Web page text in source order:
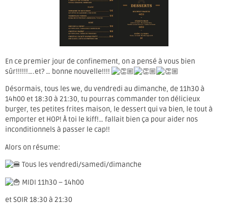
En ce premier jour de confinement, on a pensé à vous bien
sûr!!!!!!….et? … bonne nouvelle!!!!
Désormais, tous les we, du vendredi au dimanche, de 11h30 à
14h00 et 18:30 à 21:30, tu pourras commander ton délicieux
burger, tes petites frites maison, le dessert qui va bien, le tout à
emporter et HOP! À toi le kiff!… fallait bien ça pour aider nos
inconditionnels à passer le cap!!
Alors on résume:
Tous les vendredi/samedi/dimanche
MIDI 11h30 – 14h00
et SOIR 18:30 à 21:30